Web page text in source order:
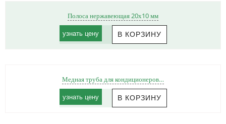
Полоса нержавеющая 20х10 мм
узнать цену
Медная труба для кондиционеров…
узнать цену